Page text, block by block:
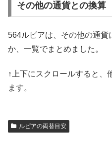
その他の通貨との換算
564ルピアは、その他の通貨
か、一覧でまとめました。
↑上下にスクロールすると、
ます。
ルピアの両替目安